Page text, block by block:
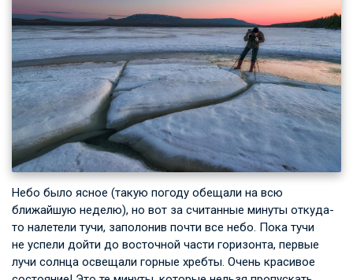
Небо было ясное (такую погоду обещали на всю
ближайшую неделю), но вот за считанные минуты откуда-
то налетели тучи, заполонив почти все небо. Пока тучи
не успели дойти до восточной части горизонта, первые
лучи солнца освещали горные хребты. Очень красивое